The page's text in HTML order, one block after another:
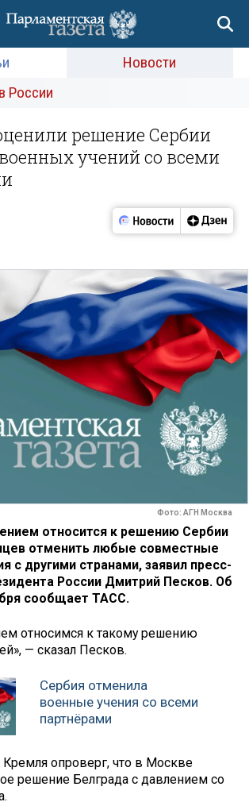
Новости
России
решение Сербии
учений со всеми
Фото: АГН Москва
относится к решению Сербии
отменить любые совместные
с другими странами, заявил пресс-
России Дмитрий Песков. Об
сообщает ТАСС.
относимся к такому решению
— сказал Песков.
Сербия отменила
военные учения со всеми
партнёрами
Кремля опроверг, что в Москве
решение Белграда с давлением со